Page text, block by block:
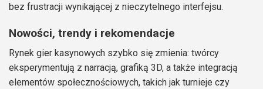
bez frustracji wynikającej z nieczytelnego interfejsu.
Nowości, trendy i rekomendacje
Rynek gier kasynowych szybko się zmienia: twórcy
eksperymentują z narracją, grafiką 3D, a także integracją
elementów społecznościowych, takich jak turnieje czy